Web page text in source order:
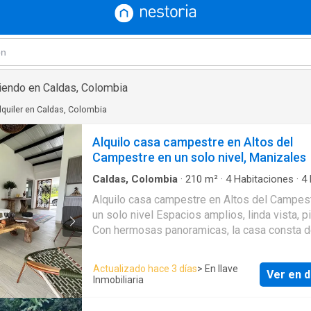
en Caldas, Colombia
en Caldas, Colombia
Alquilo casa campestre en Altos del
Campestre en un solo nivel, Manizales
Caldas, Colombia · 210 m² · 4Habitaciones · 4
Barbecue·Caseta de vigilancia·Cocina
Cocina integral·Cuarto de servicio·Depósito ·
Electricidad·Estudio·Gas natural·Internet·
Alquilo casa campestre en Altos del
un solo nivel Espacios amplios, linda vista, piscina.
Con hermosas panoramicas, la casa consta
servicio baño auxiliar, cocina abierta con
patio de ropas, pérgola, parqueadero para 6
en conjunto cerrado con porteria diay noche,
Actualizado hace 3 días> En llave
Inmobiliaria
Ver en